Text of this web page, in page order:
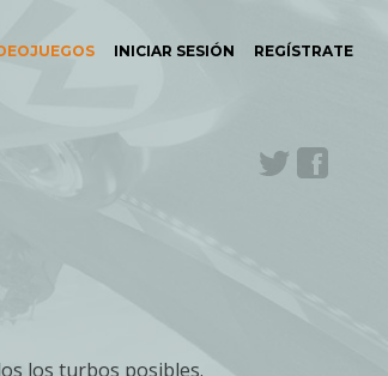
INICIAR SESIÓN REGÍSTRATE
Twitter
los turbos posibles.